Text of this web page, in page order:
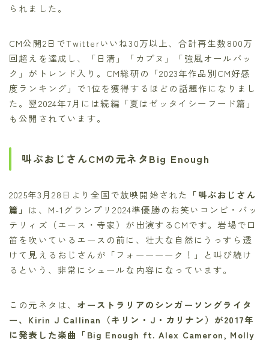
られました。
CM公開2日でTwitterいいね30万以上、合計再生数800万
回超えを達成し、「日清」「カプヌ」「強風オールバッ
ク」がトレンド入り。CM総研の「2023年作品別CM好感
度ランキング」で1位を獲得するほどの話題作になりまし
た。翌2024年7月には続編「夏はゼッタイシーフード篇」
も公開されています。
叫ぶおじさんCMの元ネタBig Enough
2025年3月28日より全国で放映開始された 「叫ぶおじさん
篇」 は、M-1グランプリ2024準優勝のお笑いコンビ・バッ
テリィズ（エース・寺家）が出演するCMです。岩場で口
笛を吹いているエースの前に、壮大な自然にうっすら透
けて見えるおじさんが「フォーーーーク！」と叫び続け
るという、非常にシュールな内容になっています。
この元ネタは、 オーストラリアのシンガーソングライタ
ー、Kirin J Callinan（キリン・J・カリナン）が2017年
に発表した楽曲「Big Enough ft. Alex Cameron, Molly